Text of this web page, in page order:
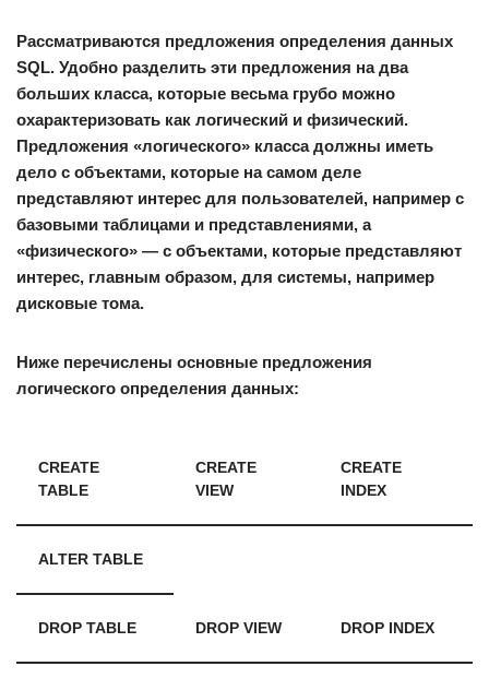
Рассматриваются предложения определения данных
SQL. Удобно разделить эти предложения на два
больших класса, которые весьма грубо можно
охарактеризовать как логический и физический.
Предложения «логического» класса должны иметь
дело с объектами, которые на самом деле
представляют интерес для пользователей, например с
базовыми таблицами и представлениями, а
«физического» — с объектами, которые представляют
интерес, главным образом, для системы, например
дисковые тома.
Ниже перечислены основные предложения
логического определения данных:
CREATE
TABLE
CREATE
VIEW
CREATE
INDEX
ALTER TABLE
DROP TABLE DROP VIEW DROP INDEX